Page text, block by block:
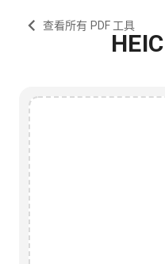
查看所有 PDF 工具